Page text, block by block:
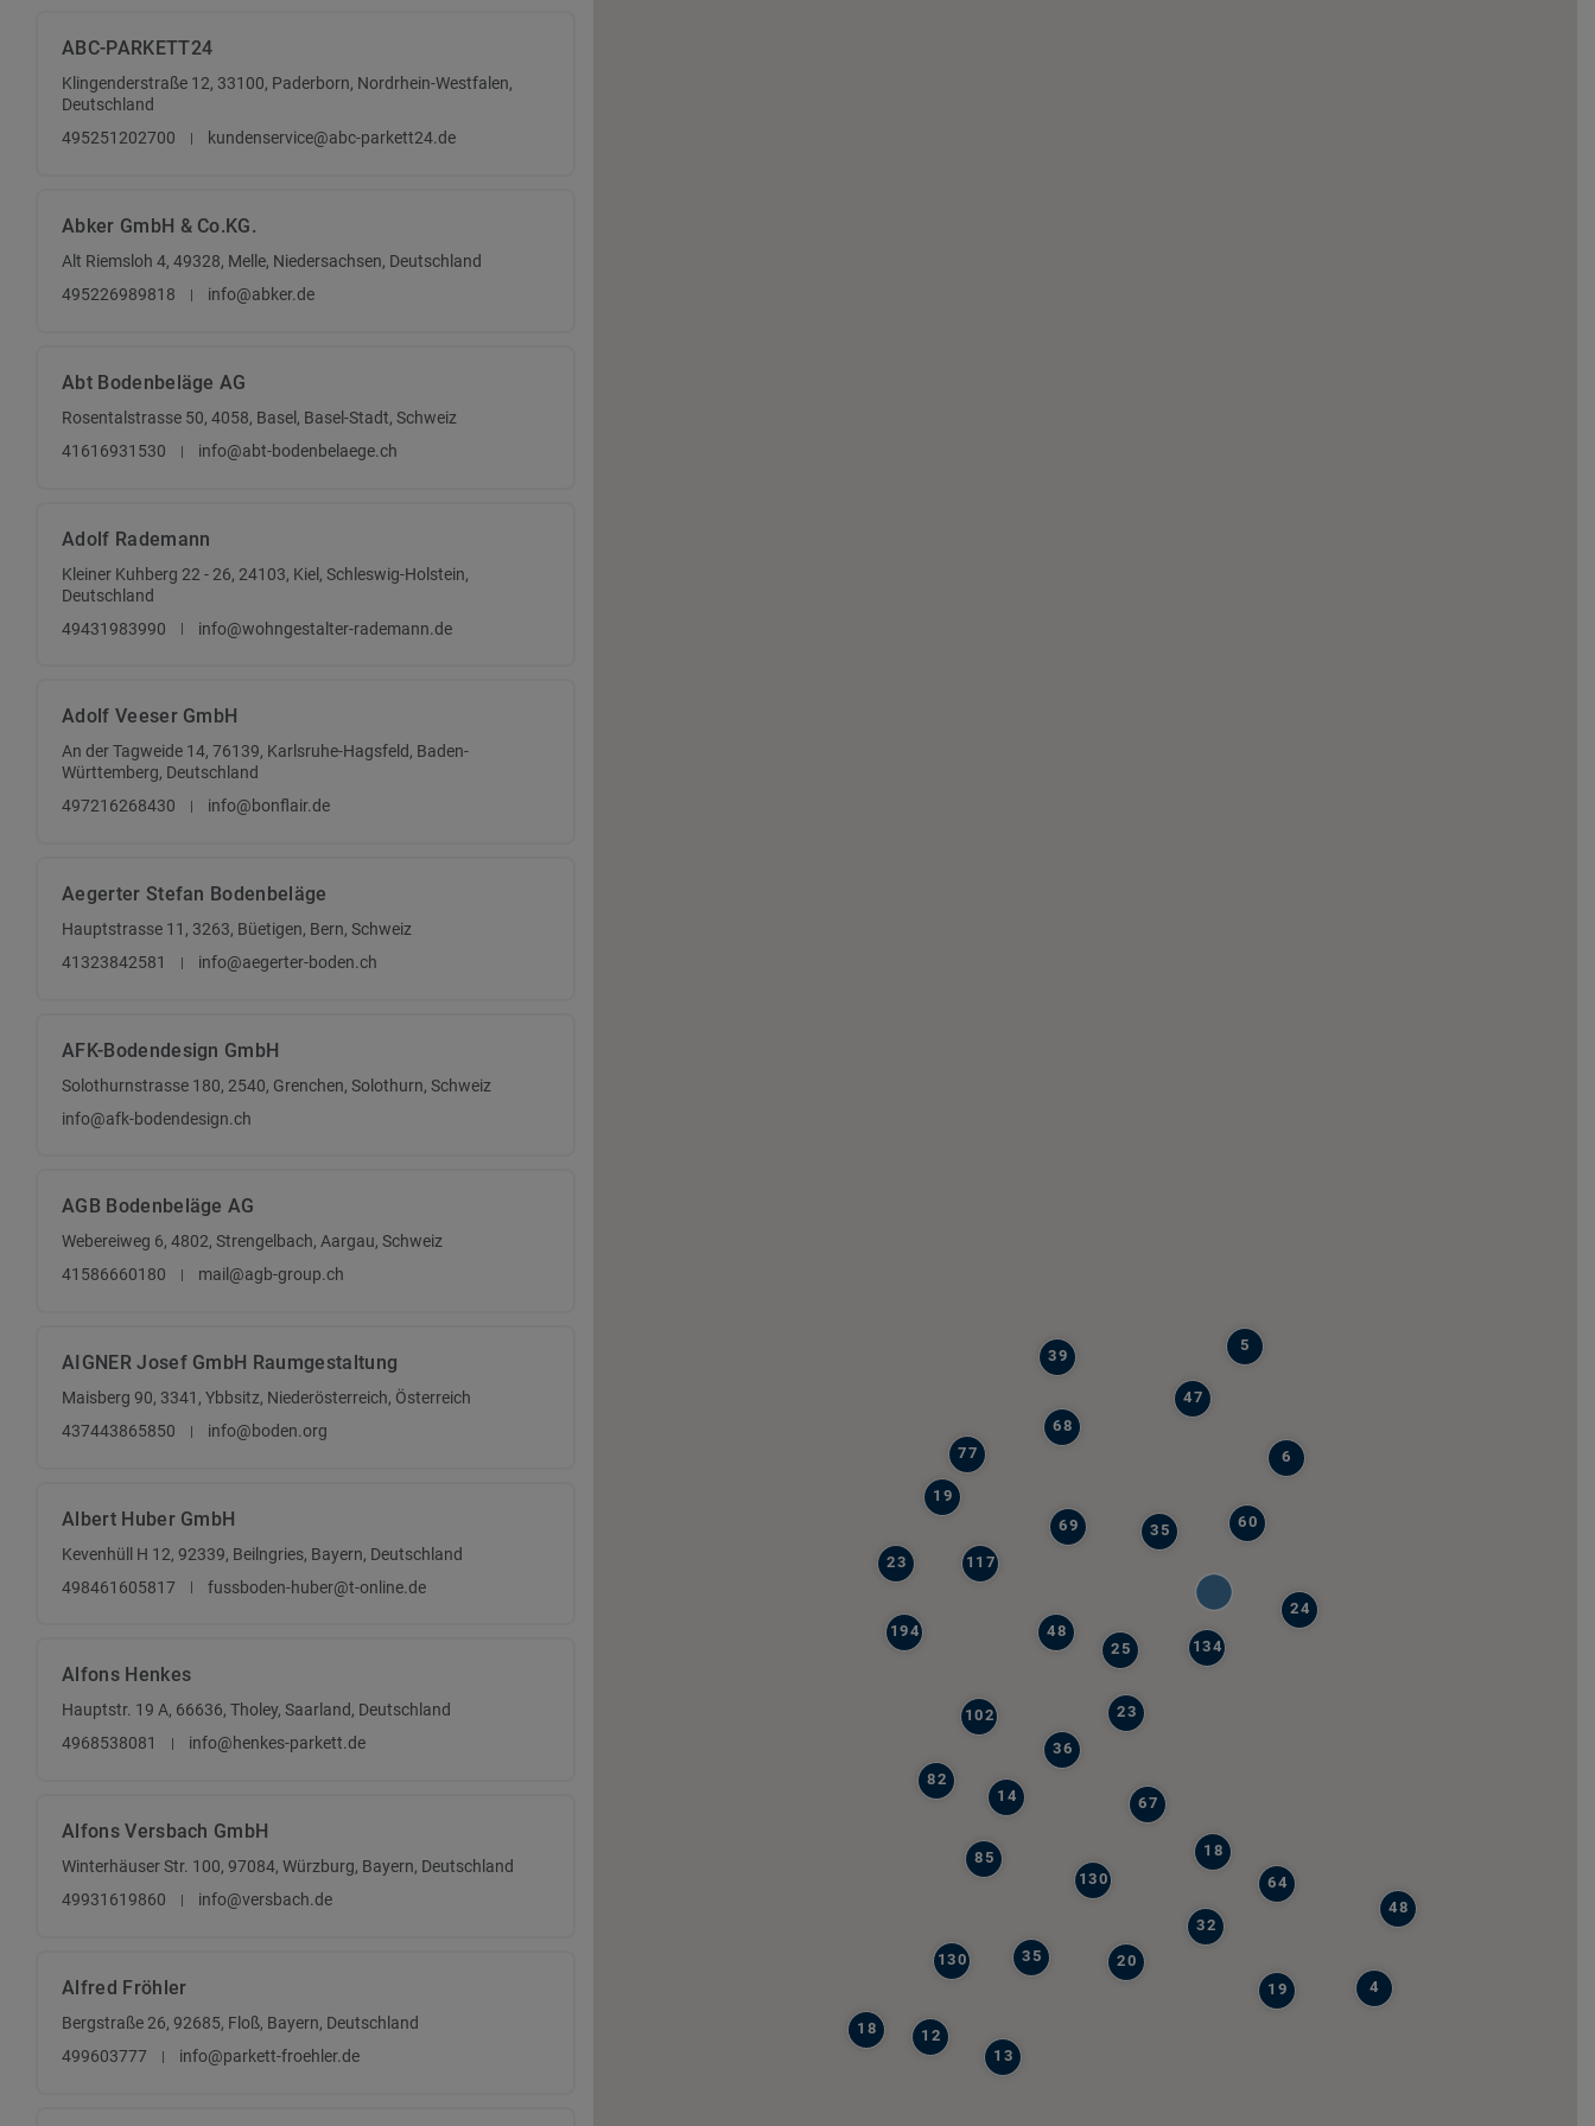
ABC-PARKETT24
Klingenderstraße 12, 33100, Paderborn, Nordrhein-Westfalen,
Deutschland
495251202700
kundenservice@abc-parkett24.de
Abker GmbH & Co.KG.
Alt Riemsloh 4, 49328, Melle, Niedersachsen, Deutschland
495226989818
info@abker.de
Abt Bodenbeläge AG
Rosentalstrasse 50, 4058, Basel, Basel-Stadt, Schweiz
41616931530
info@abt-bodenbelaege.ch
Adolf Rademann
Kleiner Kuhberg 22 - 26, 24103, Kiel, Schleswig-Holstein,
Deutschland
49431983990
info@wohngestalter-rademann.de
Adolf Veeser GmbH
An der Tagweide 14, 76139, Karlsruhe-Hagsfeld, Baden-
Württemberg, Deutschland
497216268430
info@bonflair.de
Aegerter Stefan Bodenbeläge
Hauptstrasse 11, 3263, Büetigen, Bern, Schweiz
41323842581
info@aegerter-boden.ch
AFK-Bodendesign GmbH
Solothurnstrasse 180, 2540, Grenchen, Solothurn, Schweiz
info@afk-bodendesign.ch
AGB Bodenbeläge AG
Webereiweg 6, 4802, Strengelbach, Aargau, Schweiz
41586660180
mail@agb-group.ch
AIGNER Josef GmbH Raumgestaltung
Maisberg 90, 3341, Ybbsitz, Niederösterreich, Österreich
437443865850
info@boden.org
Albert Huber GmbH
Kevenhüll H 12, 92339, Beilngries, Bayern, Deutschland
498461605817
fussboden-huber@t-online.de
Alfons Henkes
Hauptstr. 19 A, 66636, Tholey, Saarland, Deutschland
4968538081
info@henkes-parkett.de
Alfons Versbach GmbH
Winterhäuser Str. 100, 97084, Würzburg, Bayern, Deutschland
49931619860
info@versbach.de
Alfred Fröhler
Bergstraße 26, 92685, Floß, Bayern, Deutschland
499603777
info@parkett-froehler.de
48
85
194
77
117
130
39
64
67
82
36
130
69
134
23
68
35
35
102
19
23
47
19
48
14
60
12
18
32
13
20
24
6
25
5
4
18